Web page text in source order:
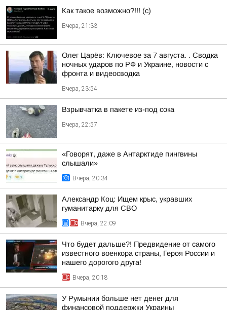
Как такое возможно?!!! (c)
Вчера, 21:33
Олег Царёв: Ключевое за 7 августа. . Сводка
ночных ударов по РФ и Украине, новости с
фронта и видеосводка
Вчера, 23:54
Взрывчатка в пакете из-под сока
Вчера, 22:57
«Говорят, даже в Антарктиде пингвины
слышали»
Вчера, 20:34
Александр Коц: Ищем крыс, укравших
гуманитарку для СВО
Вчера, 22:09
Что будет дальше?! Предвидение от самого
известного военкора страны, Героя России и
нашего дорогого друга!
Вчера, 20:18
У Румынии больше нет денег для
финансовой поддержки Украины